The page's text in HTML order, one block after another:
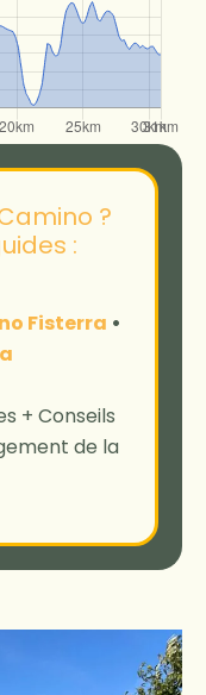
?
:
Fisterra •
+ Conseils
de la